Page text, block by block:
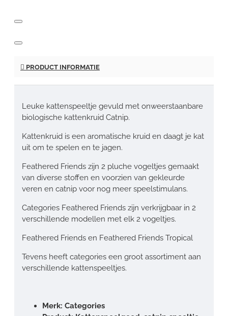
PRODUCT INFORMATIE
Leuke kattenspeeltje gevuld met onweerstaanbare
biologische kattenkruid Catnip.
Kattenkruid is een aromatische kruid en daagt je kat
uit om te spelen en te jagen.
Feathered Friends zijn 2 pluche vogeltjes gemaakt
van diverse stoffen en voorzien van gekleurde
veren en catnip voor nog meer speelstimulans.
Categories Feathered Friends zijn verkrijgbaar in 2
verschillende modellen met elk 2 vogeltjes.
Feathered Friends en Feathered Friends Tropical
Tevens heeft categories een groot assortiment aan
verschillende kattenspeeltjes.
Merk: Categories